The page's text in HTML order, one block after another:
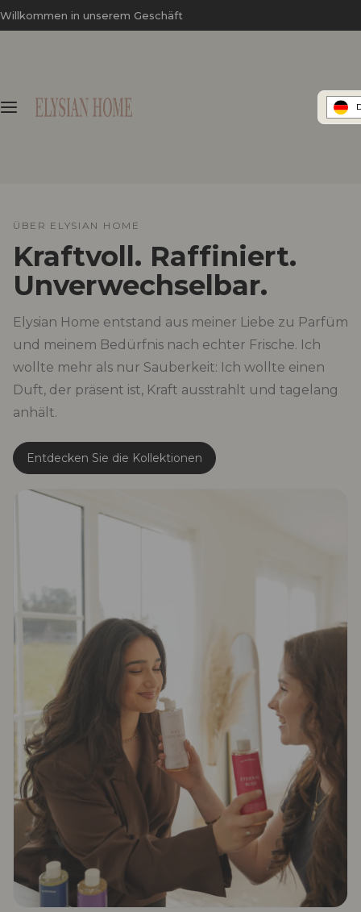
Willkommen in unserem Geschäft
ÜBER ELYSIAN HOME
Kraftvoll. Raffiniert.
Unverwechselbar.
Elysian Home entstand aus meiner Liebe zu Parfüm
und meinem Bedürfnis nach echter Frische. Ich
wollte mehr als nur Sauberkeit: Ich wollte einen
Duft, der präsent ist, Kraft ausstrahlt und tagelang
anhält.
Entdecken Sie die Kollektionen
Z
u
h